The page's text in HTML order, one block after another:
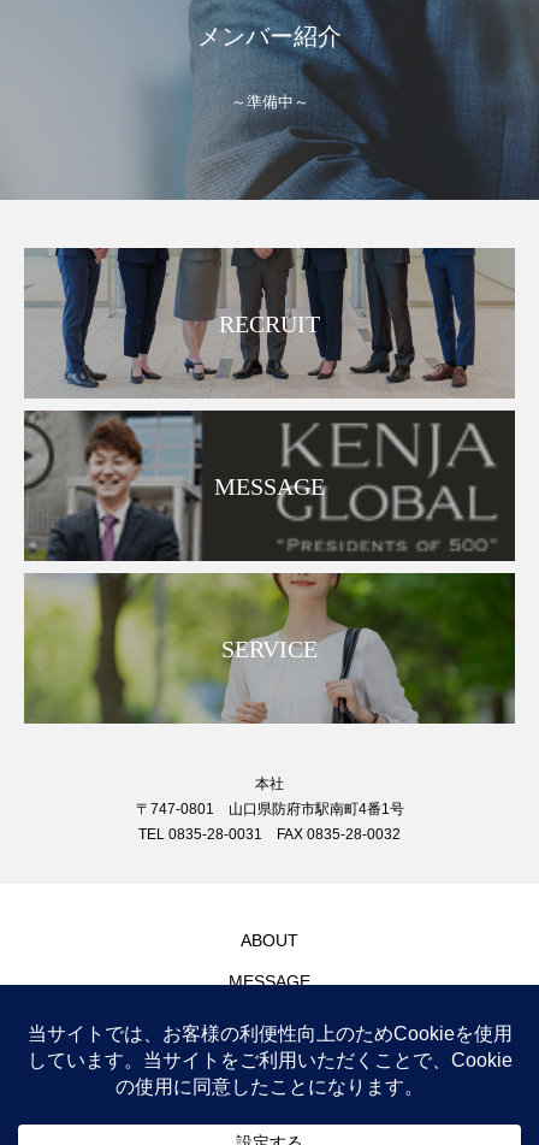
メンバー紹介
～準備中～
RECRUIT
MESSAGE
SERVICE
本社
〒747-0801 山口県防府市駅南町4番1号
TEL 0835-28-0031 FAX 0835-28-0032
ABOUT
MESSAGE
SERVICE
CONTACT